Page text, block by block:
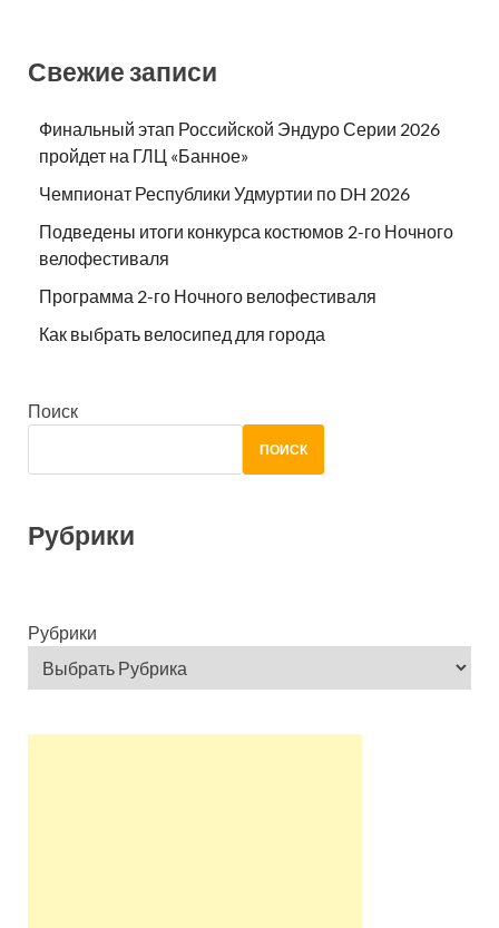
Свежие записи
Финальный этап Российской Эндуро Серии 2026
пройдет на ГЛЦ «Банное»
Чемпионат Республики Удмуртии по DH 2026
Подведены итоги конкурса костюмов 2-го Ночного
велофестиваля
Программа 2-го Ночного велофестиваля
Как выбрать велосипед для города
Поиск
ПОИСК
Рубрики
Рубрики